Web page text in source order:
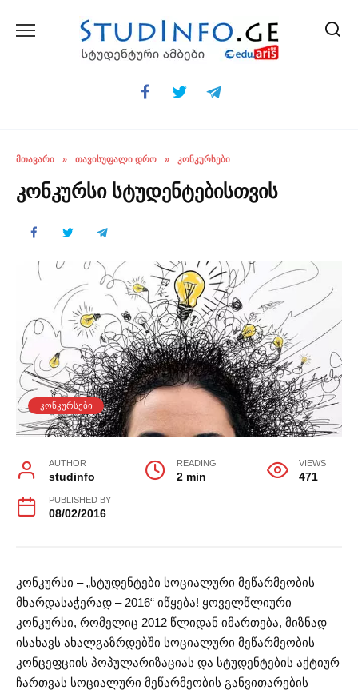
ᲛᲗᲐᲕᲐᲠᲘ » ᲗᲐᲕᲘᲡᲣᲤᲐᲚᲘ ᲓᲠᲝ » ᲙᲝᲜᲙᲣᲠᲡᲔᲑᲘ
კონკურსი სტუდენტებისთვის
ᲙᲝᲜᲙᲣᲠᲡᲔᲑᲘ
AUTHOR
studinfo
READING
2 min
VIEWS
471
PUBLISHED BY
08/02/2016
კონკურსი – „სტუდენტები სოციალური მეწარმეობის
მხარდასაჭერად – 2016“ იწყება! ყოველწლიური
კონკურსი, რომელიც 2012 წლიდან იმართება, მიზნად
ისახავს ახალგაზრდებში სოციალური მეწარმეობის
კონცეფციის პოპულარიზაციას და სტუდენტების აქტიურ
ჩართვას სოციალური მეწარმეობის განვითარების